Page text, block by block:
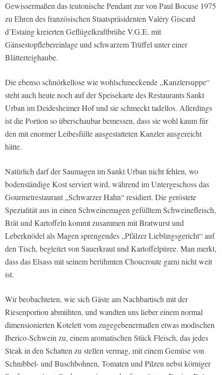
Gewissermaßen das teutonische Pendant zur von Paul Bocuse 1975
zu Ehren des französischen Staatspräsidenten Valéry Giscard
d’Estaing kreierten Geflügelkraftbrühe V.G.E. mit
Gänsestopflebereinlage und schwarzem Trüffel unter einer
Blätterteighaube.
Die ebenso schnörkellose wie wohlschmeckende „Kanzlersuppe“
steht auch heute noch auf der Speisekarte des Restaurants Sankt
Urban im Deidesheimer Hof und sie schmeckt tadellos. Allerdings
ist die Portion so überschaubar bemessen, dass sie wohl kaum für
den mit enormer Leibesfülle ausgestatteten Kanzler ausgereicht
hätte.
Natürlich darf der Saumagen im Sankt Urban nicht fehlen, wo
bodenständige Kost serviert wird, während im Untergeschoss das
Gourmetrestaurant „Schwarzer Hahn“ residiert. Die geröstete
Spezialität aus in einen Schweinemagen gefülltem Schweinefleisch,
Brät und Kartoffeln kommt zusammen mit Bratwurst und
Leberknödel als Magen sprengendes „Pfälzer Lieblingsgericht“ auf
den Tisch, begleitet von Sauerkraut und Kartoffelpüree. Man merkt,
dass das Elsass mit seinem berühmten Choucroute garni nicht weit
ist.
Wir beobachteten, wie sich Gäste am Nachbartisch mit der
Riesenportion abmühten, und wandten uns lieber einem normal
dimensionierten Kotelett vom zugegebenermaßen etwas modischen
Iberico-Schwein zu, einem aromatischen Stück Fleisch, das jedes
Steak in den Schatten zu stellen vermag, mit einem Gemüse von
Schnibbel- und Buschbohnen, Tomaten und Pilzen nebst körniger